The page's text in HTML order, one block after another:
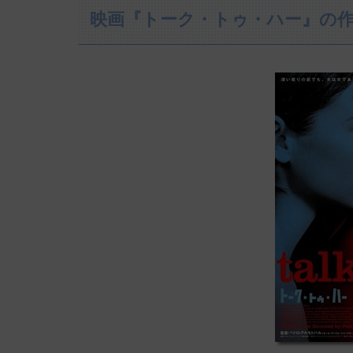
映画『トーク・トゥ・ハー』の